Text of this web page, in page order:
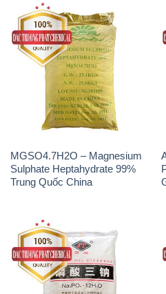
MGSO4.7H2O – Magnesium
Sulphate Heptahydrate 99%
Trung Quốc China
Na3PO4 – Trisodium